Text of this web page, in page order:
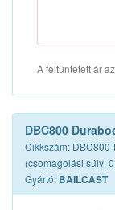
A feltüntetett ár
DBC800
Cikkszám:
(csomagolási súly:
Gyártó: BAILCAST